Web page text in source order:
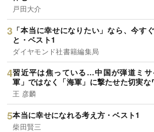
戸田大介
「本当に幸せになりたい」なら、今す
と・ベスト1
ダイヤモンド社書籍編集局
習近平は焦っている…中国が弾道ミサ
軍」ではなく「海軍」に撃たせた切実な
王 彦麟
本当に幸せになれる考え方・ベスト1
柴田賢三